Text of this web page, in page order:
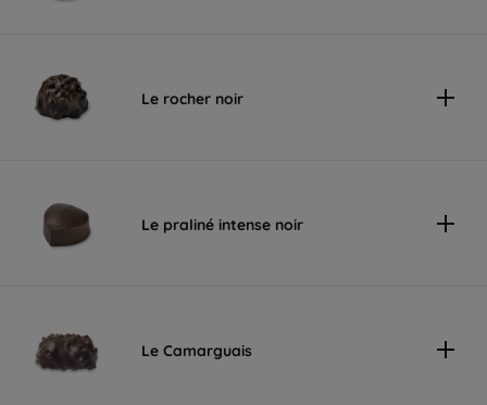
Le rocher noir
Le praliné intense noir
Le Camarguais